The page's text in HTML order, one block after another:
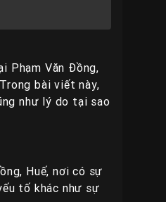
Phạm Văn Đồng,
bài viết này,
như lý do tại sao
Huế, nơi có sự
tố khác như sự